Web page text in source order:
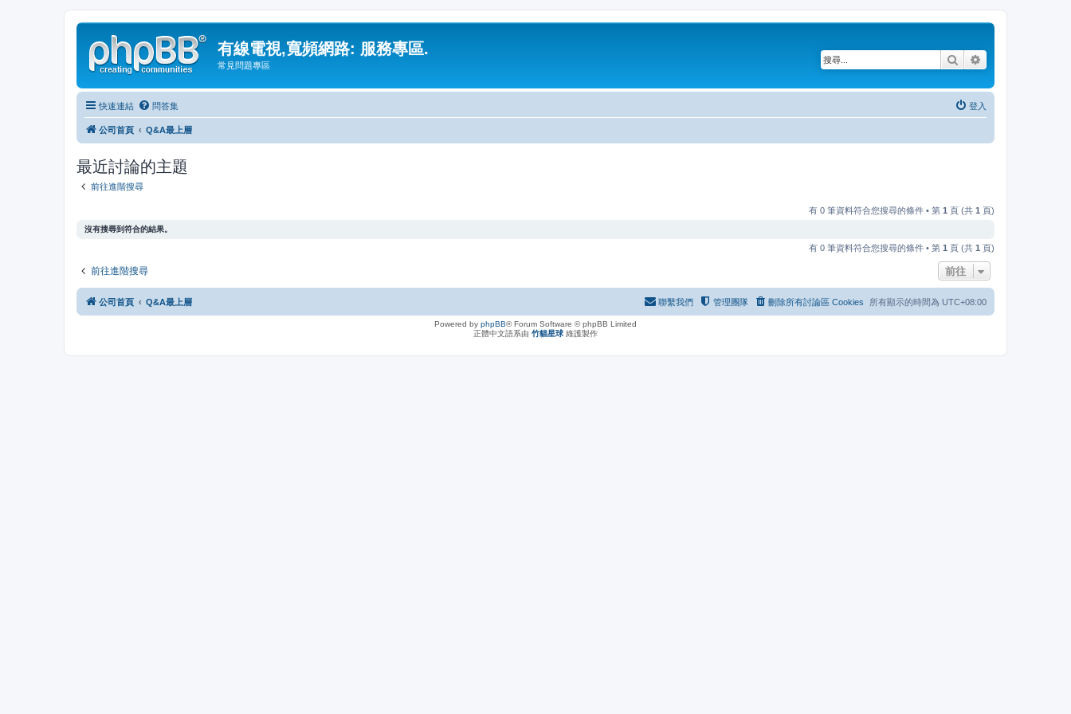
有線電視,寬頻網路: 服務專區.
常見問題專區 搜尋
快速連結 問答集 登入
公司首頁 Q&A最上層
最近討論的主題
前往進階搜尋
有 0 筆資料符合您搜尋的條件 • 第 1 頁 (共 1 頁)
沒有搜尋到符合的結果。
有 0 筆資料符合您搜尋的條件 • 第 1 頁 (共 1 頁)
前往進階搜尋 前往
公司首頁 Q&A最上層 所有顯示的時間為 UTC+08:00
刪除所有討論區 Cookies
管理團隊
聯繫我們
Powered by phpBB® Forum Software © phpBB Limited
正體中文語系由 竹貓星球 維護製作